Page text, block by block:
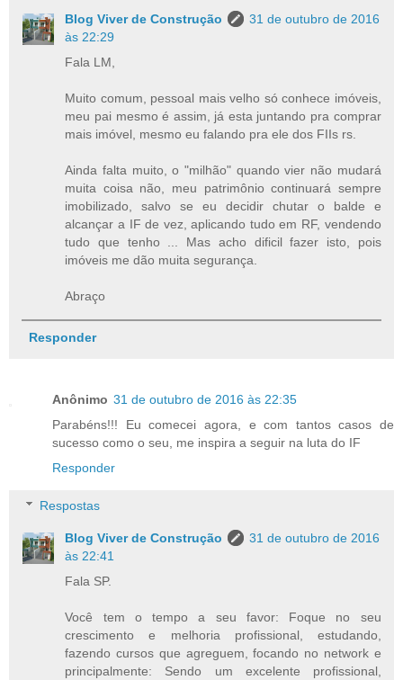
Blog Viver de Construção
31 de outubro de 2016
às 22:29
Fala LM,
Muito comum, pessoal mais velho só conhece imóveis,
meu pai mesmo é assim, já esta juntando pra comprar
mais imóvel, mesmo eu falando pra ele dos FIIs rs.
Ainda falta muito, o "milhão" quando vier não mudará
muita coisa não, meu patrimônio continuará sempre
imobilizado, salvo se eu decidir chutar o balde e
alcançar a IF de vez, aplicando tudo em RF, vendendo
tudo que tenho ... Mas acho dificil fazer isto, pois
imóveis me dão muita segurança.
Abraço
Responder
Anônimo 31 de outubro de 2016 às 22:35
Parabéns!!! Eu comecei agora, e com tantos casos de
sucesso como o seu, me inspira a seguir na luta do IF
Responder
Respostas
Blog Viver de Construção
31 de outubro de 2016
às 22:41
Fala SP.
Você tem o tempo a seu favor: Foque no seu
crescimento e melhoria profissional, estudando,
fazendo cursos que agreguem, focando no network e
principalmente: Sendo um excelente profissional,